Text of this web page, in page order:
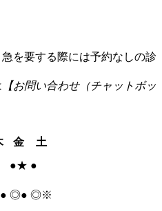
を要する際には予約なしの診
【お問い合わせ（チャットボッ
金
土
●★ ●
● ◎● ◎※